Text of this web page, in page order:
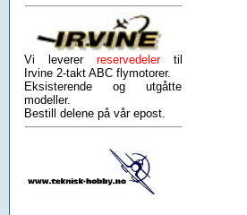
Vi leverer reservedelertil
Irvine 2-takt ABC flymotorer.
Eksisterende og utgåtte
modeller.
Bestill delene på vår epost.